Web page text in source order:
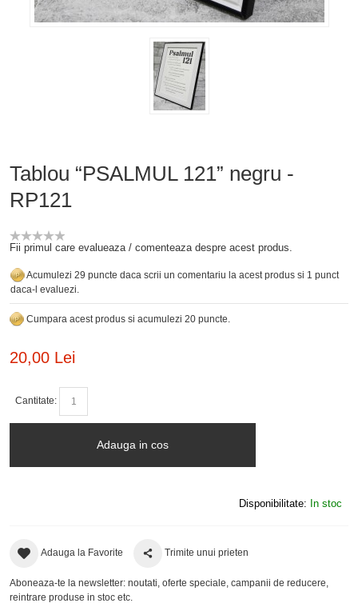
Tablou “PSALMUL 121” negru -
RP121
Fii primul care evalueaza / comenteaza despre acest produs.
Acumulezi 29 puncte daca scrii un comentariu la acest produs si 1 punct
daca-l evaluezi.
Cumpara acest produs si acumulezi 20 puncte.
20,00 Lei
Cantitate:
Adauga in cos
Disponibilitate: In stoc
Adauga la Favorite Trimite unui prieten
Aboneaza-te la newsletter: noutati, oferte speciale, campanii de reducere,
reintrare produse in stoc etc.